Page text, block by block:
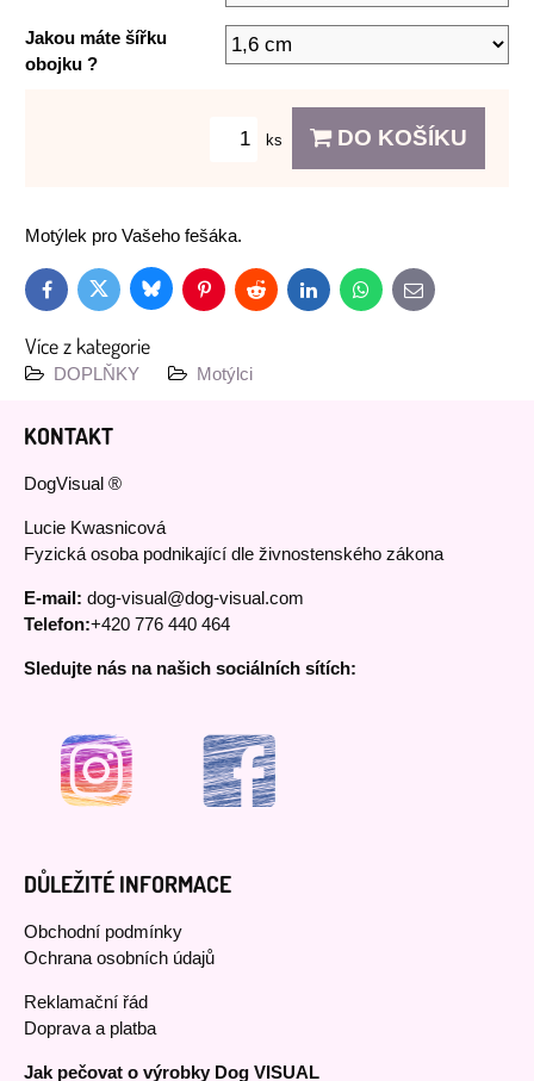
Jakou máte šířku
obojku ?
ks DO KOŠÍKU
Motýlek pro Vašeho fešáka.
FacebookTwitter BlueskyPinterestReddit LinkedInWhatsApp
E-
mail
Více z kategorie
DOPLŇKY Motýlci
KONTAKT
DogVisual ®
Lucie Kwasnicová
Fyzická osoba podnikající dle živnostenského zákona
E-mail: dog-visual@dog-visual.com
Telefon:+420 776 440 464
Sledujte nás na našich sociálních sítích:
DŮLEŽITÉ INFORMACE
Obchodní podmínky
Ochrana osobních údajů
Reklamační řád
Doprava a platba
Jak pečovat o výrobky Dog VISUAL